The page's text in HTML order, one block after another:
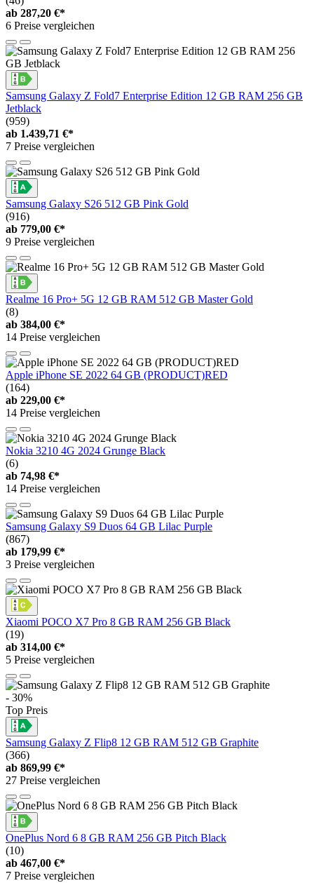
ab 287,20 €*
6 Preise vergleichen
Samsung Galaxy Z Fold7 Enterprise Edition 12 GB RAM 256 GB
Jetblack
(959)
ab 1.439,71 €*
7 Preise vergleichen
Samsung Galaxy S26 512 GB Pink Gold
(916)
ab 779,00 €*
9 Preise vergleichen
Realme 16 Pro+ 5G 12 GB RAM 512 GB Master Gold
(8)
ab 384,00 €*
14 Preise vergleichen
Apple iPhone SE 2022 64 GB (PRODUCT)RED
(164)
ab 229,00 €*
14 Preise vergleichen
Nokia 3210 4G 2024 Grunge Black
(6)
ab 74,98 €*
14 Preise vergleichen
Samsung Galaxy S9 Duos 64 GB Lilac Purple
(867)
ab 179,99 €*
3 Preise vergleichen
Xiaomi POCO X7 Pro 8 GB RAM 256 GB Black
(19)
ab 314,00 €*
5 Preise vergleichen
- 30%
Top Preis
Samsung Galaxy Z Flip8 12 GB RAM 512 GB Graphite
(366)
ab 869,99 €*
27 Preise vergleichen
OnePlus Nord 6 8 GB RAM 256 GB Pitch Black
(10)
ab 467,00 €*
7 Preise vergleichen